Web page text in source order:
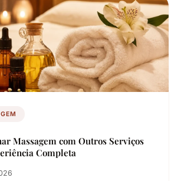
Massagem com Outros Serviços
Completa